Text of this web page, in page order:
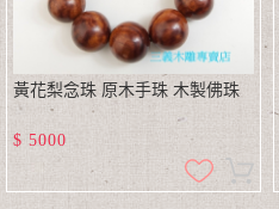
黃花梨念珠 原木手珠 木製佛珠
$ 5000